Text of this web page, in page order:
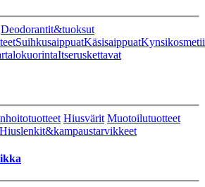
Deodorantit&tuoksut
SuihkusaippuatKäsisaippuat
Itseruskettavat
Hiusvärit Muotoilutuotteet
Hiuslenkit&kampaustarvikkeet